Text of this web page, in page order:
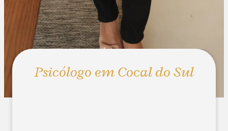
Psicólogo em Cocal do Sul